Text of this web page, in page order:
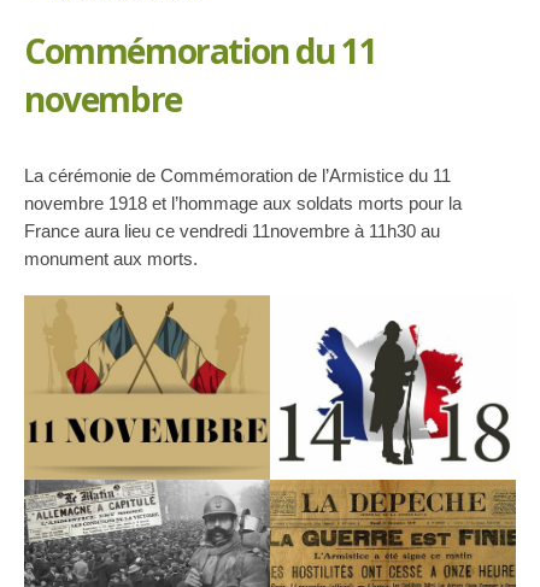
Commémoration du 11
novembre
La cérémonie de Commémoration de l’Armistice du 11
novembre 1918 et l’hommage aux soldats morts pour la
France aura lieu ce vendredi 11novembre à 11h30 au
monument aux morts.